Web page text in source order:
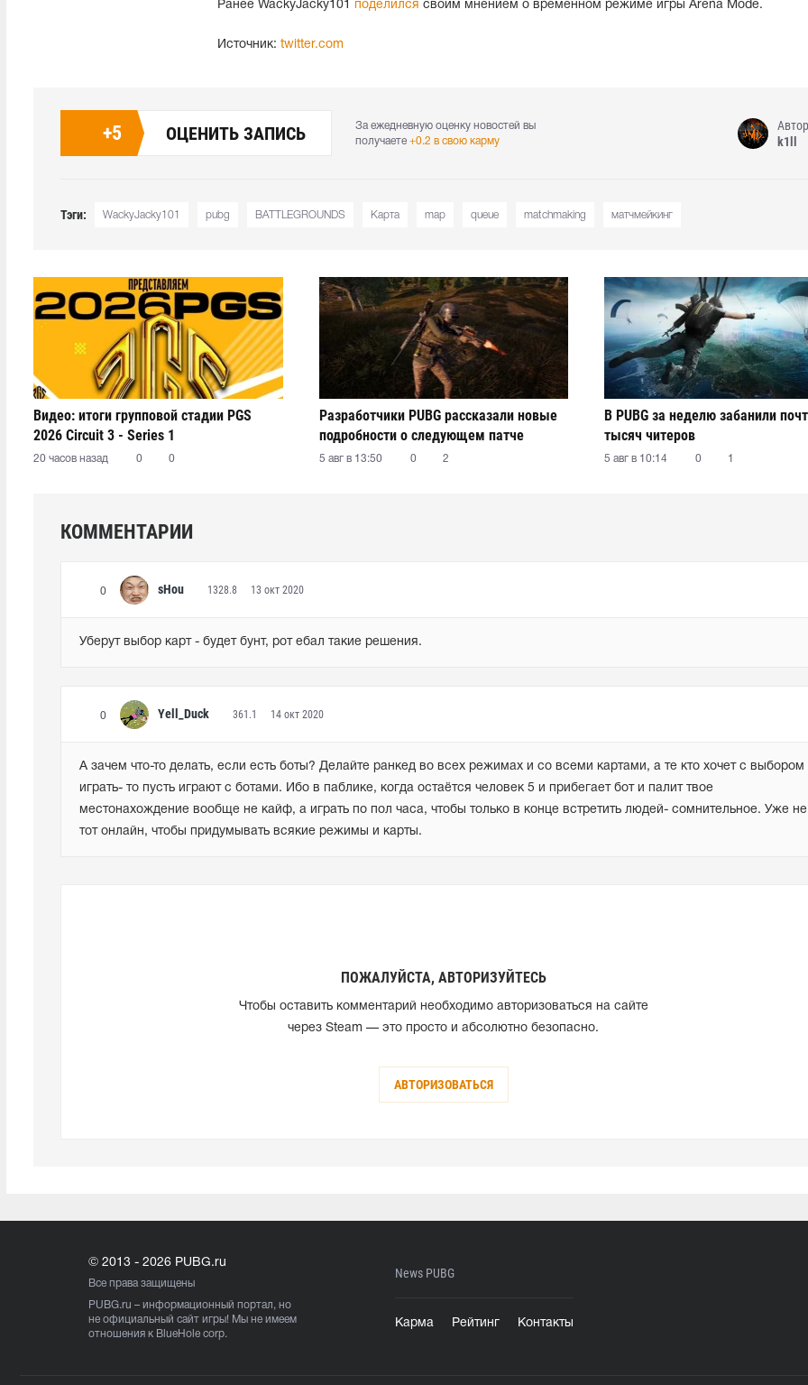
Ранее WackyJacky101 поделился своим мнением о временном режиме игры Arena Mode.
Источник: twitter.com
+5 ОЦЕНИТЬ ЗАПИСЬ
За ежедневную оценку новостей вы
получаете +0.2 в свою карму
Автор
k1ll
Тэги: WackyJacky101 pubg BATTLEGROUNDS Карта map queue matchmaking матчмейкинг
Видео: итоги групповой стадии PGS
2026 Circuit 3 - Series 1
20 часов назад 0 0
Разработчики PUBG рассказали новые
подробности о следующем патче
5 авг в 13:50 0 2
В PUBG за неделю забанили
тысяч читеров
5 авг в 10:14 0 1
КОММЕНТАРИИ
0 sHou 1328.8 13 окт 2020
Уберут выбор карт - будет бунт, рот ебал такие решения.
0 Yell_Duck 361.1 14 окт 2020
А зачем что-то делать, если есть боты? Делайте ранкед во всех режимах и со всеми картами, а те кто хочет с выбором
играть- то пусть играют с ботами. Ибо в паблике, когда остаётся человек 5 и прибегает бот и палит твое
местонахождение вообще не кайф, а играть по пол часа, чтобы только в конце встретить людей- сомнительное. Уже не
тот онлайн, чтобы придумывать всякие режимы и карты.
ПОЖАЛУЙСТА, АВТОРИЗУЙТЕСЬ
Чтобы оставить комментарий необходимо авторизоваться на сайте
через Steam — это просто и абсолютно безопасно.
АВТОРИЗОВАТЬСЯ
© 2013 - 2026 PUBG.ru
Все права защищены
PUBG.ru – информационный портал, но
не официальный сайт игры! Мы не имеем
отношения к BlueHole corp.
News PUBG
Карма Рейтинг Контакты